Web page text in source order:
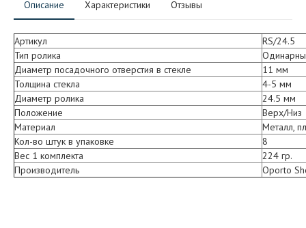
Описание Характеристики Отзывы
Артикул
RS/24.5
Тип ролика
Диаметр посадочного отверстия в стекле
11 мм
Толщина стекла
4-5 мм
Диаметр ролика
24.5 мм
Положение
Верх/Низ
Материал
Металл,
Кол-во штук в упаковке
8
Вес 1 комплекта
224 гр.
Производитель
Oporto